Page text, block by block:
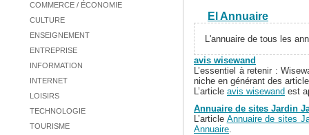
COMMERCE / ÉCONOMIE
CULTURE
ENSEIGNEMENT
ENTREPRISE
INFORMATION
INTERNET
LOISIRS
TECHNOLOGIE
TOURISME
El Annuaire
L'annuaire de tous les
avis wisewand
L’essentiel à retenir :
niche en générant des
L’article avis wisewand est
Annuaire de sites Jardin
L’article Annuaire de sites
Annuaire.